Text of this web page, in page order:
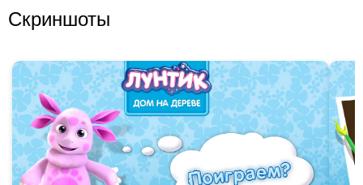
Скриншоты